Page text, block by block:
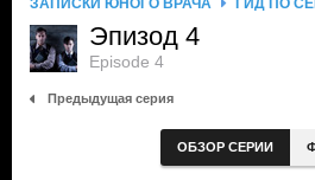
ЗАПИСКИ ЮНОГО ВРАЧА ГИД ПО
Эпизод 4
Episode 4
Предыдущая серия
ОБЗОР СЕРИИ